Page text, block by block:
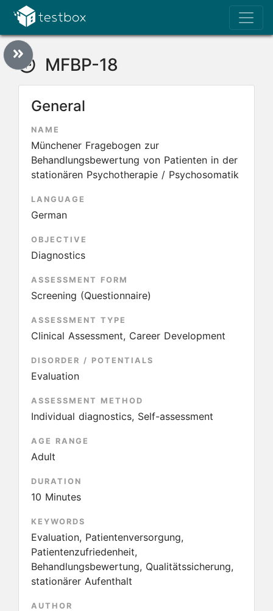
MFBP-18
General
NAME
Münchener Fragebogen zur
Behandlungsbewertung von Patienten in der
stationären Psychotherapie / Psychosomatik
LANGUAGE
German
OBJECTIVE
Diagnostics
ASSESSMENT FORM
Screening (Questionnaire)
ASSESSMENT TYPE
Clinical Assessment, Career Development
DISORDER / POTENTIALS
Evaluation
ASSESSMENT METHOD
Individual diagnostics, Self-assessment
AGE RANGE
Adult
DURATION
10 Minutes
KEYWORDS
Evaluation, Patientenversorgung,
Patientenzufriedenheit,
Behandlungsbewertung, Qualitätssicherung,
stationärer Aufenthalt
AUTHOR